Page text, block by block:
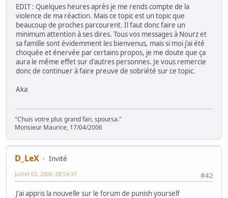
EDIT : Quelques heures après je me rends compte de la
violence de ma réaction. Mais ce topic est un topic que
beaucoup de proches parcourent. Il faut donc faire un
minimum attention à ses dires. Tous vos messages à Nourz et
sa famille sont évidemment les bienvenus, mais si moi j'ai été
choquée et énervée par certains propos, je me doute que ça
aura le même effet sur d'autres personnes. Je vous remercie
donc de continuer à faire preuve de sobriété sur ce topic.
Aka
"Chuis votre plus grand fan, spoursa."
Monsieur Maurice, 17/04/2006
D_LeX
Invité
#42
Juillet 03, 2006, 08:54:37
J'ai appris la nouvelle sur le forum de punish yourself